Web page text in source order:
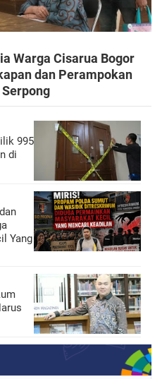
Warga Cisarua Bogor
dan Perampokan
995
di
Yang